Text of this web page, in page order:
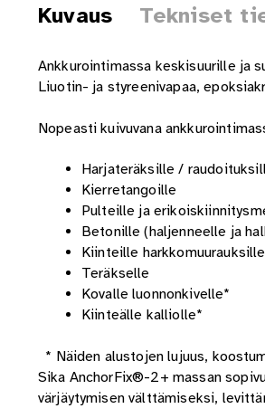
Kuvaus Tekniset
Ankkurointimassa keskisuurille ja
Liuotin- ja styreenivapaa,
Nopeasti kuivuvana
Harjateräksille /
Kierretangoille
Pulteille ja
Betonille (haljenneelle ja
Kiinteille harkkomuurauksille
Teräkselle
Kovalle luonnonkivelle*
Kiinteälle kalliolle*
* Näiden alustojen lujuus,
Sika AnchorFix®-2+ massan
värjäytymisen välttämiseksi,